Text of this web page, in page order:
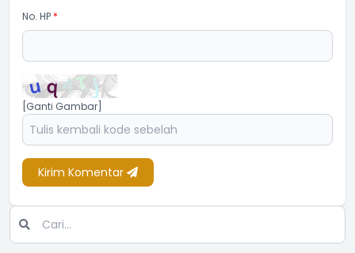
No. HP *
[Ganti Gambar]
Kirim Komentar